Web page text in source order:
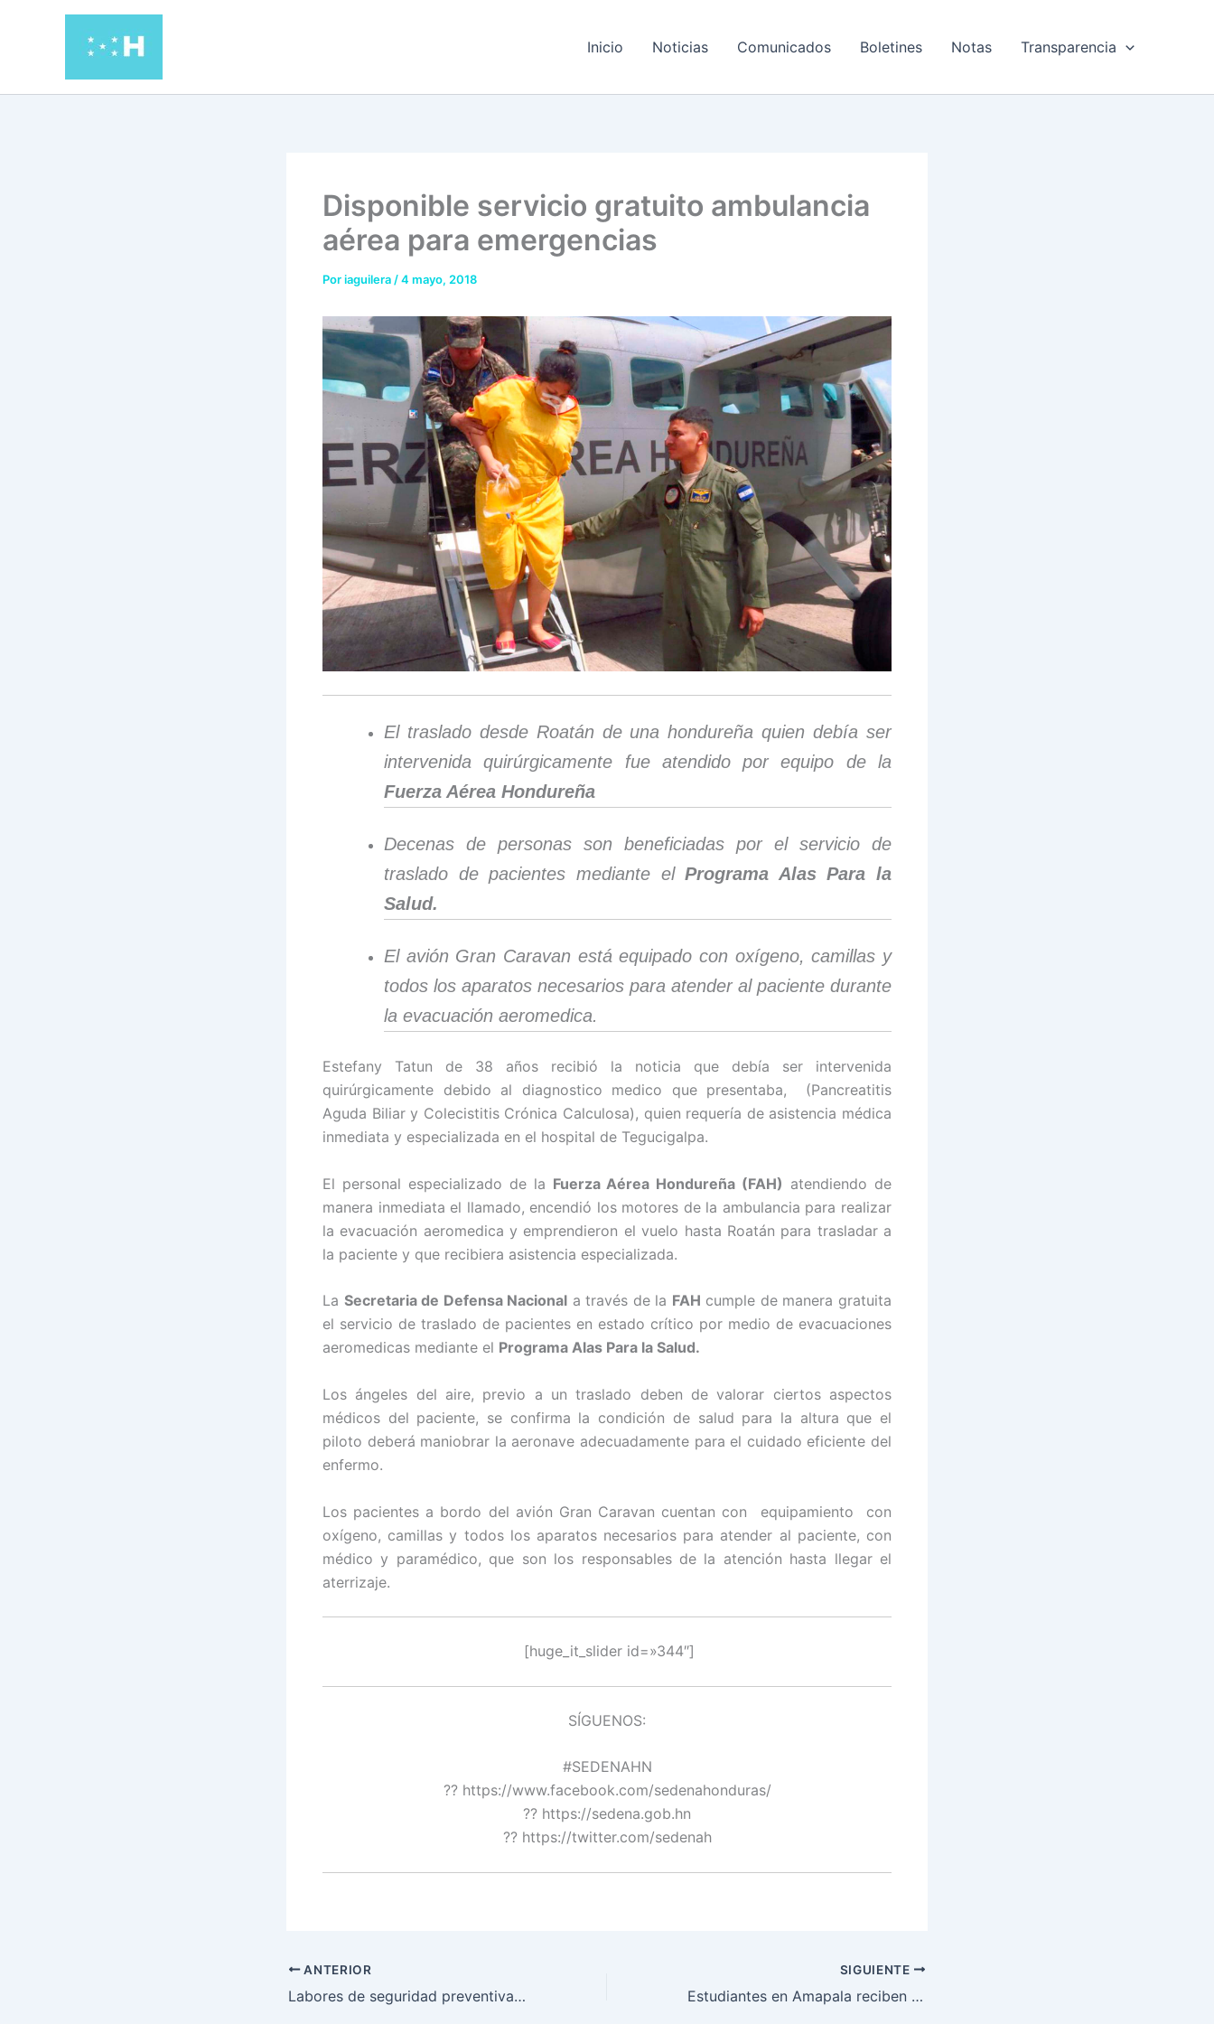
Inicio Noticias Comunicados Boletines Notas Transparencia
Disponible servicio gratuito ambulancia
aérea para emergencias
Poriaguilera /4 mayo, 2018
El traslado desde Roatán de una hondureña quien debía ser
intervenida quirúrgicamente fue atendido por equipo de la
Fuerza Aérea Hondureña
Decenas de personas son beneficiadas por el servicio de
traslado de pacientes mediante elPrograma Alas Para la
Salud.
El avión Gran Caravan está equipado con oxígeno, camillas y
todos los aparatos necesarios para atender al paciente durante
la evacuación aeromedica.
Estefany Tatun de 38 años recibió la noticia que debía ser intervenida
quirúrgicamente debido al diagnostico medico que presentaba, (Pancreatitis
Aguda Biliar y Colecistitis Crónica Calculosa), quien requería de asistencia médica
inmediata y especializada en el hospital de Tegucigalpa.
El personal especializado de la Fuerza Aérea Hondureña (FAH) atendiendo de
manera inmediata el llamado, encendió los motores de la ambulancia para realizar
la evacuación aeromedica y emprendieron el vuelo hasta Roatán para trasladar a
la paciente y que recibiera asistencia especializada.
La Secretaria de Defensa Nacional a través de la FAH cumple de manera gratuita
el servicio de traslado de pacientes en estado crítico por medio de evacuaciones
aeromedicas mediante el Programa Alas Para la Salud.
Los ángeles del aire, previo a un traslado deben de valorar ciertos aspectos
médicos del paciente, se confirma la condición de salud para la altura que el
piloto deberá maniobrar la aeronave adecuadamente para el cuidado eficiente del
enfermo.
Los pacientes a bordo del avión Gran Caravan cuentan con equipamiento con
oxígeno, camillas y todos los aparatos necesarios para atender al paciente, con
médico y paramédico, que son los responsables de la atención hasta llegar el
aterrizaje.
[huge_it_slider id=»344″]
SÍGUENOS:
#SEDENAHN
?? https://www.facebook.com/sedenahonduras/
?? https://sedena.gob.hn
?? https://twitter.com/sedenah
ANTERIOR
Labores de seguridad preventiva en Marcala
SIGUIENTE
Estudiantes en Amapala reciben útiles escolares por parte de navales